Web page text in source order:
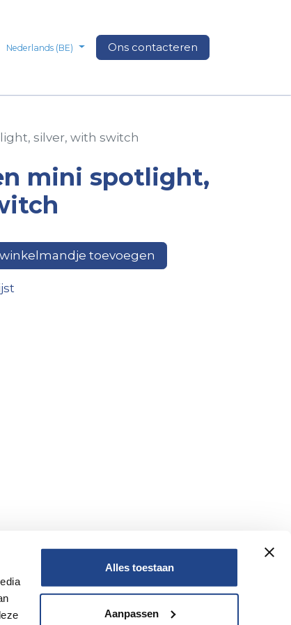
Alles toestaan
Aanpassen
Over Ons Media Veelgestelde vragen
Nederlands (BE) Ons contacteren
silver, with switch
mini spotlight,
toevoegen
Nee